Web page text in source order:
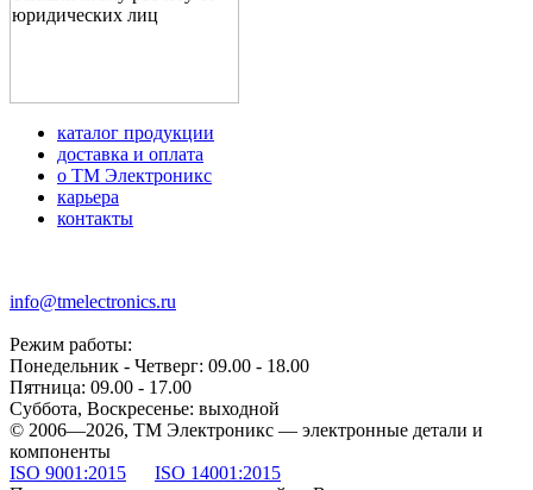
каталог продукции
доставка и оплата
о ТМ Электроникс
карьера
контакты
info@tmelectronics.ru
Режим работы:
Понедельник - Четверг: 09.00 - 18.00
Пятница: 09.00 - 17.00
Суббота, Воскресенье: выходной
© 2006—2026, ТМ Электроникс — электронные детали и
компоненты
ISO 9001:2015
ISO 14001:2015